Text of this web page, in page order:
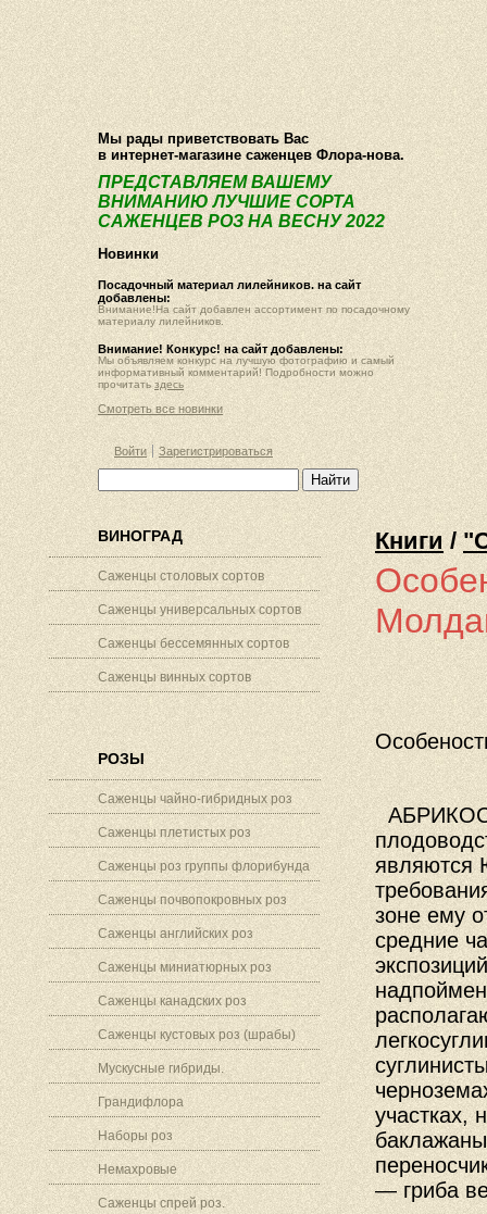
О компании Как купить Фотогалерея Статьи Опт
Мы рады приветствовать Вас
в интернет-магазине саженцев Флора-нова.
ПРЕДСТАВЛЯЕМ ВАШЕМУ
ВНИМАНИЮ ЛУЧШИЕ СОРТА
САЖЕНЦЕВ РОЗ НА ВЕСНУ 2022
Новинки
Посадочный материал лилейников. на сайт
добавлены:
Внимание!На сайт добавлен ассортимент по посадочному
материалу лилейников.
Внимание! Конкурс! на сайт добавлены:
Мы объявляем конкурс на лучшую фотографию и самый
информативный комментарий! Подробности можно
прочитать здесь
Смотреть все новинки
Войти Зарегистрироваться
ВИНОГРАД
Саженцы столовых сортов
Саженцы универсальных сортов
Саженцы бессемянных сортов
Саженцы винных сортов
РОЗЫ
Саженцы чайно-гибридных роз
Саженцы плетистых роз
Саженцы роз группы флорибунда
Саженцы почвопокровных роз
Саженцы английских роз
Саженцы миниатюрных роз
Саженцы канадских роз
Саженцы кустовых роз (шрабы)
Мускусные гибриды.
Грандифлора
Наборы роз
Немахровые
Саженцы спрей роз.
Книги/
АБРИКОС
являются
зоне ему
средние
участках,
— гриба